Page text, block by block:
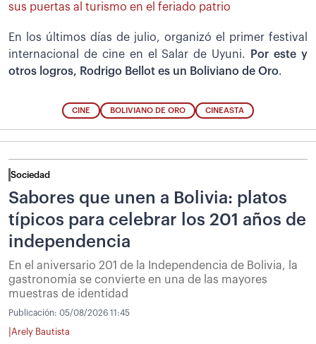
sus puertas al turismo en el feriado patrio
En los últimos días de julio, organizó el primer festival
internacional de cine en el Salar de Uyuni.
Por este y
otros logros, Rodrigo Bellot es un Boliviano de Oro.
CINE BOLIVIANO DE ORO CINEASTA
Sociedad
Sabores que unen a Bolivia: platos
típicos para celebrar los 201 años de
independencia
En el aniversario 201 de la Independencia de Bolivia, la
gastronomía se convierte en una de las mayores
muestras de identidad
Publicación: 05/08/2026 11:45
Arely Bautista